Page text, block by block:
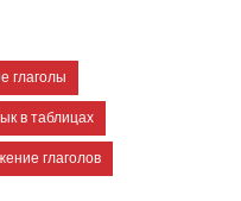
глаголы
в таблицах
глаголов